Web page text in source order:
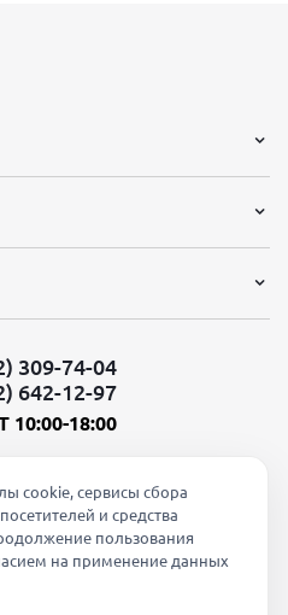
309-74-04
642-12-97
10:00-18:00
сетях:
cookie, сервисы сбора
и средства
пользования
на применение данных